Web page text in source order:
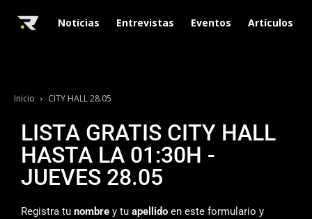
Noticias Entrevistas Eventos Artículos
Inicio CITY HALL 28.05
LISTA GRATIS CITY HALL
HASTA LA 01:30H -
JUEVES 28.05
Registra tu nombre y tu apellido en este formulario y